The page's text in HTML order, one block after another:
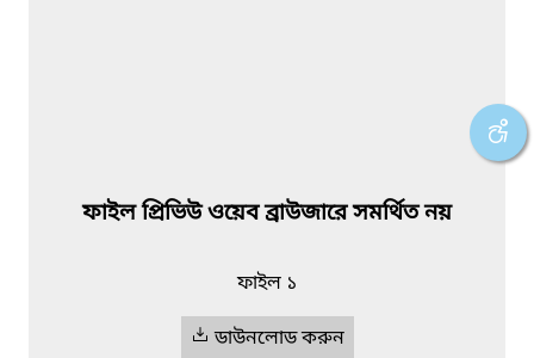
ফাইল প্রিভিউ ওয়েব ব্রাউজারে সমর্থিত নয়
ফাইল ১
ডাউনলোড করুন